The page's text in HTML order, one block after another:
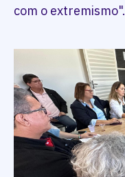
com o extremismo".